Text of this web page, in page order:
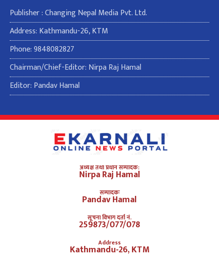
Publisher : Changing Nepal Media Pvt. Ltd.
Address: Kathmandu-26, KTM
Phone: 9848082827
Chairman/Chief-Editor: Nirpa Raj Hamal
Editor: Pandav Hamal
अध्यक्ष तथा प्रधान सम्पादक:
Nirpa Raj Hamal
सम्पादकः
Pandav Hamal
सूचना विभाग दर्ता नं.
259873/077/078
Address
Kathmandu-26, KTM